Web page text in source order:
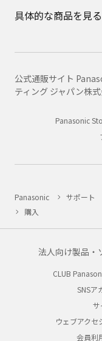
具体的な商品を見る
公式通販サイト
ティング ジャパン株
Panasonic
Panasonic サポート
購入
法人向け製品・
CLUB
SNSア
サ
ウェブアクセ
会員利